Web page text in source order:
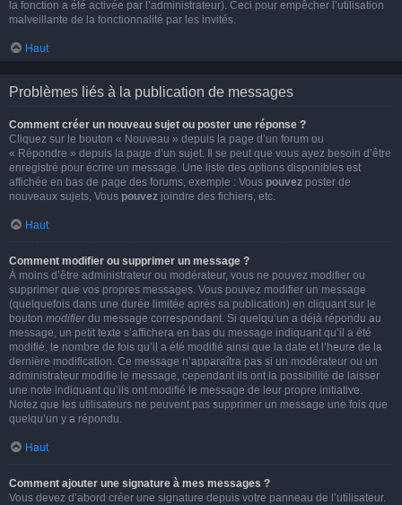
la fonction a été activée par l’administrateur). Ceci pour empêcher l’utilisation
malveillante de la fonctionnalité par les invités.
Haut
Problèmes liés à la publication de messages
Comment créer un nouveau sujet ou poster une réponse ?
Cliquez sur le bouton « Nouveau » depuis la page d’un forum ou
« Répondre » depuis la page d’un sujet. Il se peut que vous ayez besoin d’être
enregistré pour écrire un message. Une liste des options disponibles est
affichée en bas de page des forums, exemple : Vous pouvez poster de
nouveaux sujets, Vous pouvez joindre des fichiers, etc.
Haut
Comment modifier ou supprimer un message ?
À moins d’être administrateur ou modérateur, vous ne pouvez modifier ou
supprimer que vos propres messages. Vous pouvez modifier un message
(quelquefois dans une durée limitée après sa publication) en cliquant sur le
bouton modifierdu message correspondant. Si quelqu’un a déjà répondu au
message, un petit texte s’affichera en bas du message indiquant qu’il a été
modifié, le nombre de fois qu’il a été modifié ainsi que la date et l’heure de la
dernière modification. Ce message n’apparaîtra pas si un modérateur ou un
administrateur modifie le message, cependant ils ont la possibilité de laisser
une note indiquant qu’ils ont modifié le message de leur propre initiative.
Notez que les utilisateurs ne peuvent pas supprimer un message une fois que
quelqu’un y a répondu.
Haut
Comment ajouter une signature à mes messages ?
Vous devez d’abord créer une signature depuis votre panneau de l’utilisateur.